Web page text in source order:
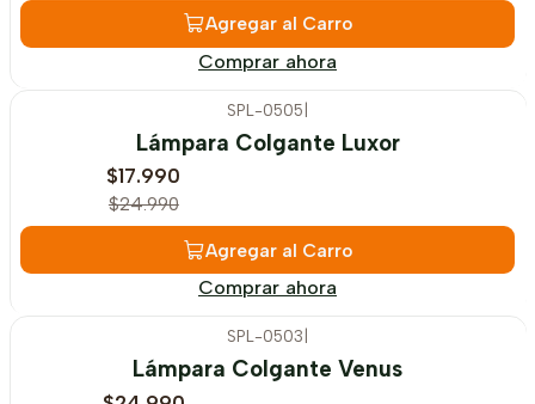
Agregar al Carro
Comprar ahora
SPL-0505
Lámpara Colgante Luxor
$17.990
$24.990
Agregar al Carro
Comprar ahora
OFF
SPL-0503
Lámpara Colgante Venus